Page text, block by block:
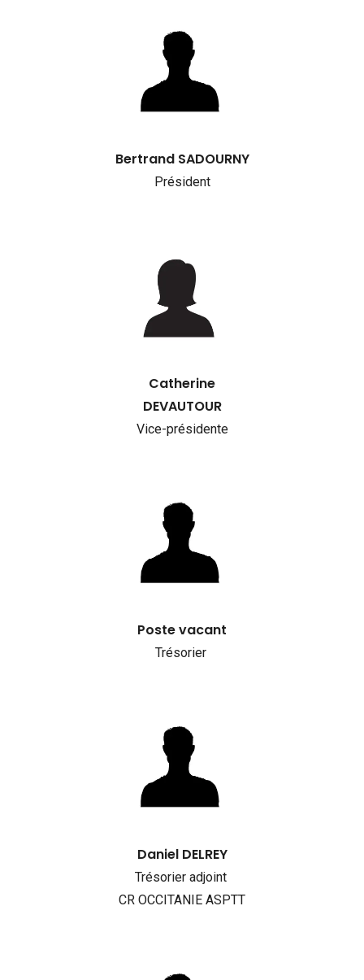
Bertrand SADOURNY
Président
Catherine
DEVAUTOUR
Vice-présidente
Poste vacant
Trésorier
Daniel DELREY
Trésorier adjoint
CR OCCITANIE ASPTT